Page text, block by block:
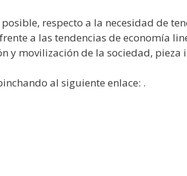
respecto a la necesidad de
a las tendencias de economía
movilización de la sociedad, pieza
al siguiente enlace: .